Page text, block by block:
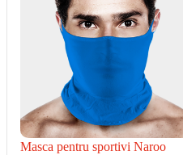
Masca pentru sportivi Naroo